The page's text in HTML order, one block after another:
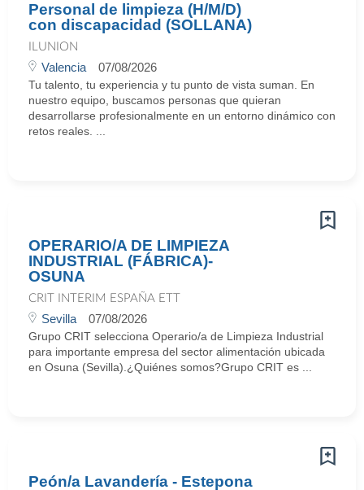
Personal de limpieza (H/M/D)
con discapacidad (SOLLANA)
ILUNION
Valencia 07/08/2026
Tu talento, tu experiencia y tu punto de vista suman. En
nuestro equipo, buscamos personas que quieran
desarrollarse profesionalmente en un entorno dinámico con
retos reales. ...
OPERARIO/A DE LIMPIEZA
INDUSTRIAL (FÁBRICA)-
OSUNA
CRIT INTERIM ESPAÑA ETT
Sevilla 07/08/2026
Grupo CRIT selecciona Operario/a de Limpieza Industrial
para importante empresa del sector alimentación ubicada
en Osuna (Sevilla).¿Quiénes somos?Grupo CRIT es ...
Peón/a Lavandería - Estepona